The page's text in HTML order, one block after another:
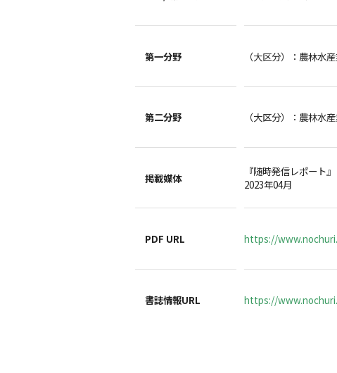
第一分野 （大区分）：農林
第二分野 （大区分）：農林
掲載媒体
『随時発信レポート』
2023年04月
PDF URL https://
書誌情報URL https://